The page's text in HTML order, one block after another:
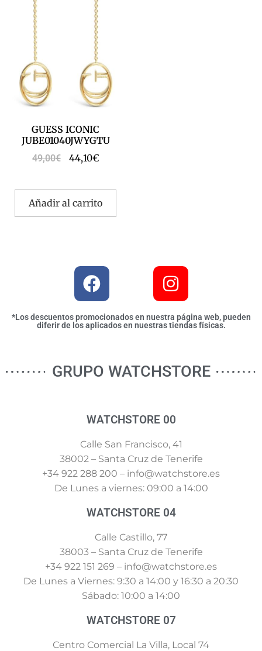
GUESS ICONIC
JUBE01040JWYGTU
49,00€ 44,10€
Añadir al carrito
*Los descuentos promocionados en nuestra página web, pueden
diferir de los aplicados en nuestras tiendas físicas.
GRUPO WATCHSTORE
WATCHSTORE 00
Calle San Francisco, 41
38002 – Santa Cruz de Tenerife
+34 922 288 200 – info@watchstore.es
De Lunes a viernes: 09:00 a 14:00
WATCHSTORE 04
Calle Castillo, 77
38003 – Santa Cruz de Tenerife
+34 922 151 269 – info@watchstore.es
De Lunes a Viernes: 9:30 a 14:00 y 16:30 a 20:30
Sábado: 10:00 a 14:00
WATCHSTORE 07
Centro Comercial La Villa, Local 74